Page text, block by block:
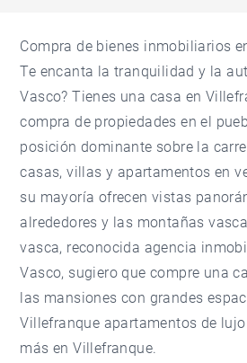
Compra de bienes inmobiliarios
Te encanta la tranquilidad y la
Vasco? Tienes una casa en
compra de propiedades en el
posición dominante sobre la
casas, villas y apartamentos en
su mayoría ofrecen vistas
alrededores y las montañas
vasca, reconocida agencia
Vasco, sugiero que compre una
las mansiones con grandes
Villefranque apartamentos de
más en Villefranque.